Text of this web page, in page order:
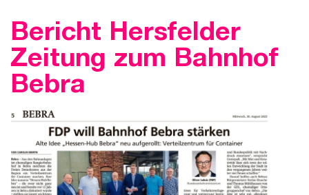
Bericht Hersfelder
Zeitung zum Bahnhof
Bebra